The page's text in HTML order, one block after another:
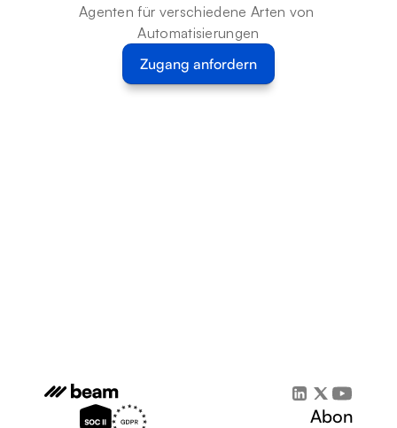
Agenten für verschiedene Arten von
Automatisierungen
Zugang anfordern